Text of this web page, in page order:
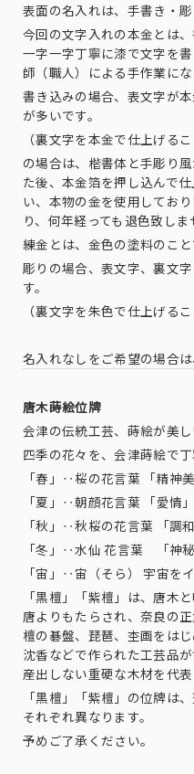
表面の名入れは、手書き・彫
今回の文字入れの本金とは
一字一字丁寧に漆で文字を
師（職人）による手作業にな
書き込みの場合、表文字が
が多いです。
（裏文字を本金で仕上げるこ
の場合は、楷書体と手彫り
た後、本金箔を押し込んで
い、本物の金を使用してお
り、何年経っても退色致しま
練金とは、金色の塗料のこと
彫りの場合、表文字、裏文
す。
（裏文字を朱色で仕上げるこ
名入れなしをご希望の場合
唐木蒔絵位牌
会津の伝統工芸、蒔絵が美し
四季の花々を、会津蒔絵で丁​​
「春」‥桜の花言葉 「精神
「夏」‥朝顔花言葉 「愛情
「秋」‥秋桜の花言葉 「調
「冬」‥水仙 花言葉
「神
「宙」‥宙（そら） 宇宙を
「黒檀」「紫檀」は、唐木
唐よりもたらされ、奈良の
檀の碁盤、琵琶、杢画をは
沈香などで作られた工芸品
産出しない重硬な木材を代
「黒檀」「紫檀」の位牌は
それぞれ異なります。
予めご了承ください。